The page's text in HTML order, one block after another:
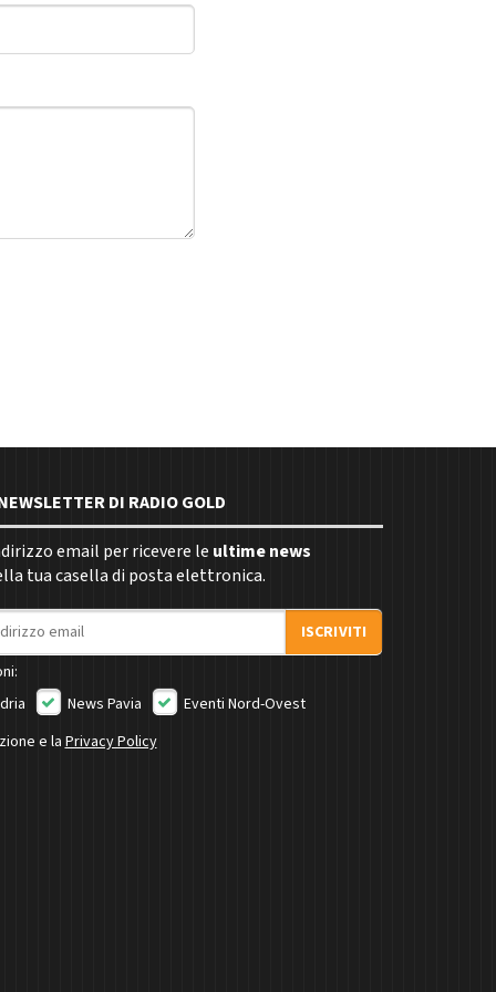
DI RADIO GOLD
email per ricevere le ultime news
tua casella di posta elettronica.
ISCRIVITI
News Pavia
Eventi Nord-Ovest
e la Privacy Policy